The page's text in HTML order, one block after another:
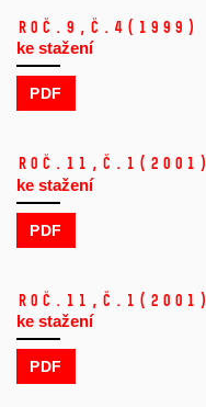
Roč.9, č.4 (1999)
ke stažení
PDF
Roč.11, č.1 (2001)
ke stažení
PDF
Roč.11, č.1 (2001)
ke stažení
PDF